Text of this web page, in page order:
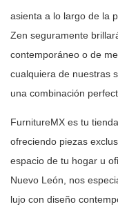
asienta a lo largo de la
Zen seguramente
contemporáneo o de
cualquiera de nuestras
una combinación
FurnitureMX es tu
ofreciendo piezas
espacio de tu hogar u
Nuevo León, nos
lujo con diseño